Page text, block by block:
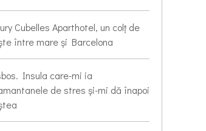
Cubelles Aparthotel, un colț de
între mare și Barcelona
Insula care-mi ia
de stres și-mi dă înapoi